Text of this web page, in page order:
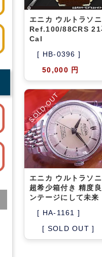
エニカ ウルトラソニ
Ref.100/88CRS 21
Cal
[ HB-0396 ]
50,000 円
SOLD-OUT
エニカ ウルトラソニ
超希少箱付き 精度
ンテージにして未来
[ HA-1161 ]
[ SOLD OUT ]